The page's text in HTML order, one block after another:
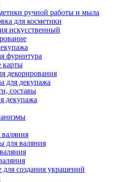
ручной работы и мыла
для косметики
искусственный
фурнитура
карты
декорирования
для декупажа
составы
декупажа
для валяния
для создания украшений